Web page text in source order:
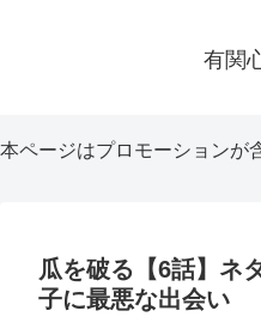
有関
本ページはプロモーションが
瓜を破る【6話】ネ
子に最悪な出会い